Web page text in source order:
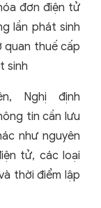
đơn điện tử
lần phát sinh
quan thuế cấp
sinh
Nghị định
tin cần lưu
như nguyên
tử, các loại
thời điểm lập